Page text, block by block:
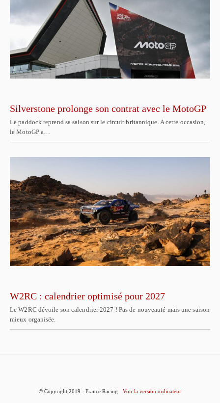
Silverstone prolonge son contrat avec le MotoGP
Le paddock reprend sa saison sur le circuit britannique. A cette occasion,
le MotoGP a…
W2RC : calendrier optimisé pour 2027
Le W2RC dévoile son calendrier 2027 ! Pas de nouveauté mais une saison
mieux organisée.
© Copyright 2019 - France Racing Voir la version ordinateur